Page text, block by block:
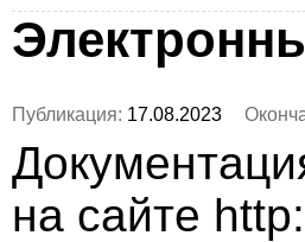
Публикация: 17.08.2023
на сайте